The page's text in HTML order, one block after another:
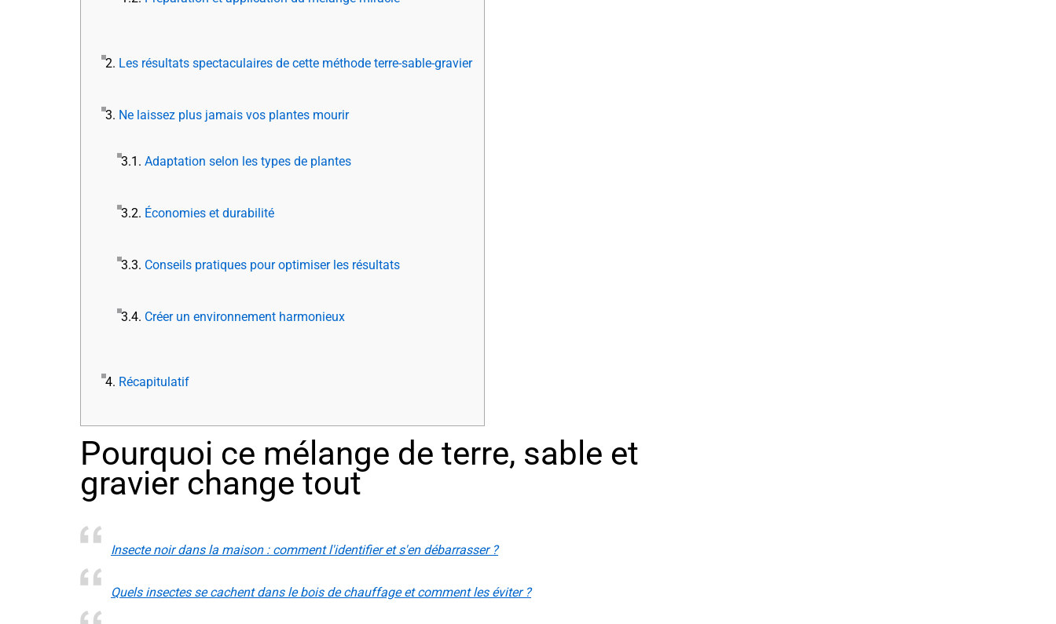
2. Les résultats spectaculaires de cette méthode terre-sable-gravier
3. Ne laissez plus jamais vos plantes mourir
3.1. Adaptation selon les types de plantes
3.2. Économies et durabilité
3.3. Conseils pratiques pour optimiser les résultats
3.4. Créer un environnement harmonieux
4. Récapitulatif
Pourquoi ce mélange de terre, sable et
gravier change tout
Insecte noir dans la maison : comment l'identifier et s'en débarrasser ?
Quels insectes se cachent dans le bois de chauffage et comment les éviter ?